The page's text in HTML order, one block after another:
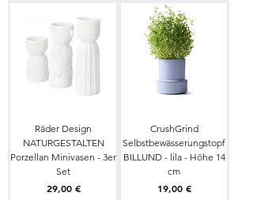
Räder Design
NATURGESTALTEN
Porzellan Minivasen - 3er
Set
Preis
29,00 €
CrushGrind
Selbstbewässerungstopf
BILLUND - lila - Höhe 14
cm
Preis
19,00 €